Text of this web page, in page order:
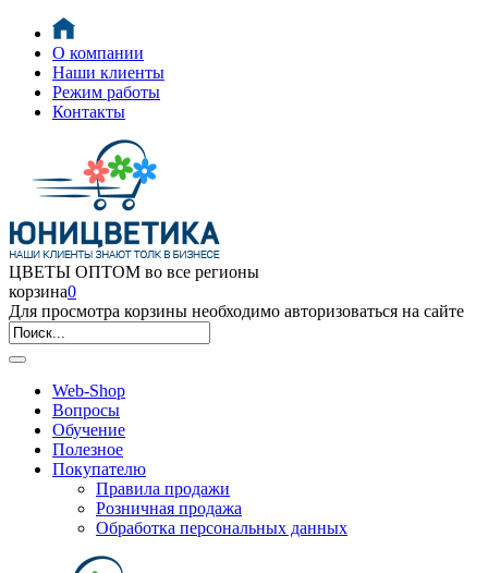
О компании
Наши клиенты
Режим работы
Контакты
ЦВЕТЫ ОПТОМ во все регионы
корзина0
Для просмотра корзины необходимо авторизоваться на сайте
Web-Shop
Вопросы
Обучение
Полезное
Покупателю
Правила продажи
Розничная продажа
Обработка персональных данных